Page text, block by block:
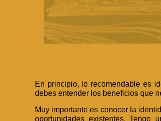
En principio, lo recomendable es
debes entender los beneficios que
Muy importante es conocer la
oportunidades existentes.